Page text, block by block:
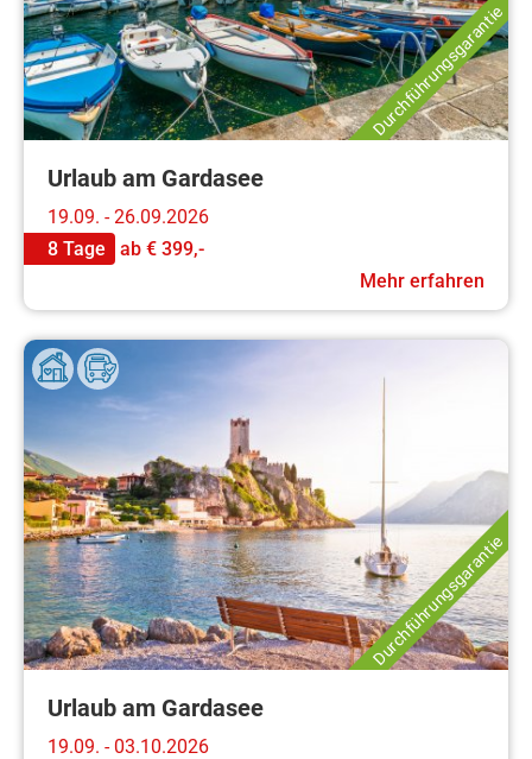
Durchführungsgarantie
Urlaub am Gardasee
19.09. - 26.09.2026
8 Tage
ab € 399,-
Mehr erfahren
Durchführungsgarantie
Urlaub am Gardasee
19.09. - 03.10.2026